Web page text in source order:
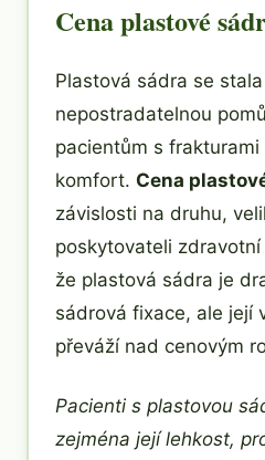
Cena plastové
Plastová sádra se
nepostradatelnou
pacientům s frakturami
komfort. Cena
závislosti na druhu,
poskytovateli
že plastová sádra je
sádrová fixace, ale její
převáží nad cenovým
Pacienti s plastovou
zejména její lehkost,